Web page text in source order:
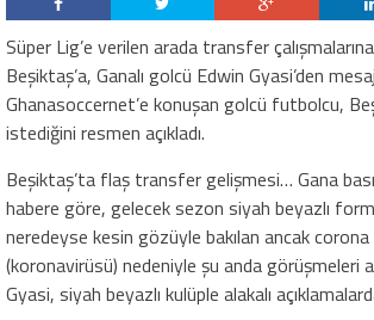
Süper Lig’e verilen arada transfer
Beşiktaş’a, Ganalı golcü Edwin Gyasi’den
Ghanasoccernet’e konuşan golcü futbolcu,
istediğini resmen açıkladı.
Beşiktaş’ta flaş transfer gelişmesi… Gana
habere göre, gelecek sezon siyah beyazlı
neredeyse kesin gözüyle bakılan ancak
(koronavirüsü) nedeniyle şu anda görüşmeleri
Gyasi, siyah beyazlı kulüple alakalı